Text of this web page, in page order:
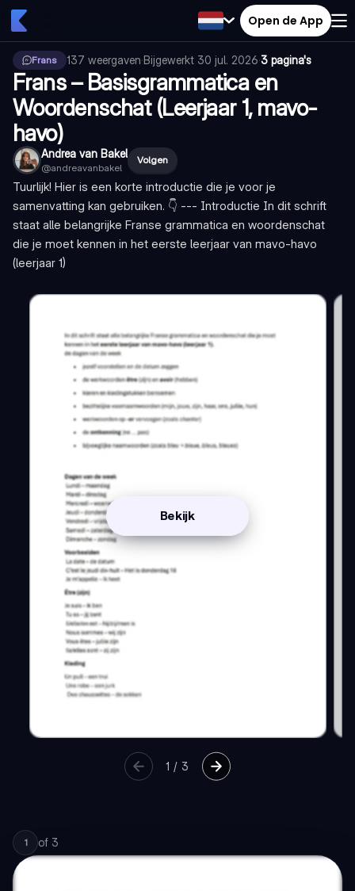
Open de App
Frans 137 weergaven·Bijgewerkt 30 jul. 2026·3 pagina's
Frans – Basisgrammatica en
Woordenschat (Leerjaar 1, mavo-
havo)
Andrea van Bakel
@andreavanbakel
Volgen
Tuurlijk! Hier is een korte introductie die je voor je
samenvatting kan gebruiken. 👇 --- Introductie In dit schrift
staat alle belangrijke Franse grammatica en woordenschat
die je moet kennen in het eerste leerjaar van mavo-havo
(leerjaar 1)
Bekijk
1 / 3
1 of 3